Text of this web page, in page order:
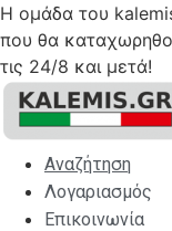
Η ομάδα του
που θα
τις 24/8 και μετά!
Skip
content
Αναζήτηση
Λογαριασμός
Επικοινωνία